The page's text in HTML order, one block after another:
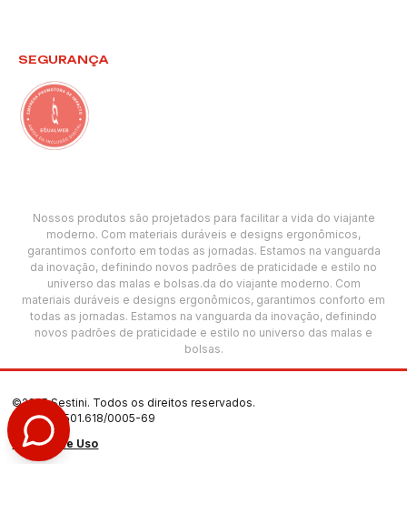
SEGURANÇA
Nossos produtos são projetados para facilitar a vida do viajante
moderno. Com materiais duráveis e designs ergonômicos,
garantimos conforto em todas as jornadas. Estamos na vanguarda
da inovação, definindo novos padrões de praticidade e estilo no
universo das malas e bolsas.da do viajante moderno. Com
materiais duráveis e designs ergonômicos, garantimos conforto em
todas as jornadas. Estamos na vanguarda da inovação, definindo
novos padrões de praticidade e estilo no universo das malas e
bolsas.
©2025 Sestini. Todos os direitos reservados.
CNPJ: 00.501.618/0005-69
Termos de Uso